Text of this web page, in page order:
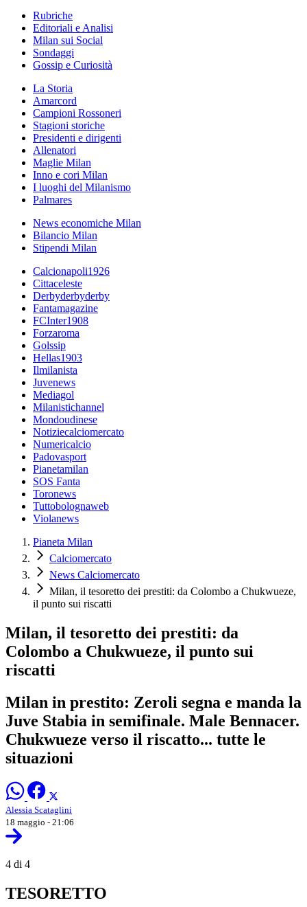
Rubriche
Editoriali e Analisi
Milan sui Social
Sondaggi
Gossip e Curiosità
La Storia
Amarcord
Campioni Rossoneri
Stagioni storiche
Presidenti e dirigenti
Allenatori
Maglie Milan
Inno e cori Milan
I luoghi del Milanismo
Palmares
News economiche Milan
Bilancio Milan
Stipendi Milan
Calcionapoli1926
Cittaceleste
Derbyderbyderby
Fantamagazine
FCInter1908
Forzaroma
Golssip
Hellas1903
Ilmilanista
Juvenews
Mediagol
Milanistichannel
Mondoudinese
Notiziecalciomercato
Numericalcio
Padovasport
Pianetamilan
SOS Fanta
Toronews
Tuttobolognaweb
Violanews
Pianeta Milan
Calciomercato
News Calciomercato
Milan, il tesoretto dei prestiti: da Colombo a Chukwueze,
il punto sui riscatti
Milan, il tesoretto dei prestiti: da
Colombo a Chukwueze, il punto sui
riscatti
Milan in prestito: Zeroli segna e manda la
Juve Stabia in semifinale. Male Bennacer.
Chukwueze verso il riscatto... tutte le
situazioni
Alessia Scataglini
18 maggio - 21:06
4 di 4
TESORETTO